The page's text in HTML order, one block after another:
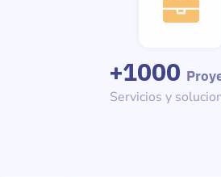
+1000
Servicios y